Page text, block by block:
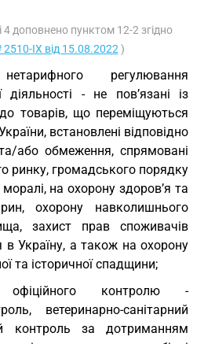
4 доповнено пунктом 12-2 згідно
IX від 15.08.2022 )
регулювання
діяльності - не пов’язані із
товарів, що переміщуються
встановлені відповідно
або обмеження, спрямовані
ринку, громадського порядку
моралі, на охорону здоров’я та
охорону навколишнього
захист прав споживачів
в Україну, а також на охорону
та історичної спадщини;
контролю -
ветеринарно-санітарний
контроль за дотриманням